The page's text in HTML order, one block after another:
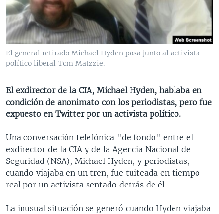
VENEZUELA
BRASIL
NICARAGUA
ECONOMÍA
ENTRETENIMIENTO Y CULTURA
TECNOLOGÍA
DEPORTES
MULTIMEDIA
VIDEOS
FOTOGRAFÍA
AUDIOS
PROGRAMAS TV
EL MUNDO AL DÍA
FORO INTERAMERICANO
LAS CLAVES
PANORAMA
RADIO
AVANCE INFORMATIVO
BUENOS DÍAS AMÉRICA
ESTADOS UNIDOS AL DÍA
EL MUNDO AL DÍA [RADIO]
FORO [RADIO]
DEPORTIVO INTERNACIONAL
NOTA ECONÓMICA
ENTRETENIMIENTO
DIRECT
Learning English
Idiomas
El general retirado Michael Hyden posa junto al activista
político liberal Tom Matzzie.
El exdirector de la CIA, Michael Hyden, hablaba en
condición de anonimato con los periodistas, pero fue
expuesto en Twitter por un activista político.
Una conversación telefónica "de fondo" entre el
exdirector de la CIA y de la Agencia Nacional de
Seguridad (NSA), Michael Hyden, y periodistas,
cuando viajaba en un tren, fue tuiteada en tiempo
real por un activista sentado detrás de él.
La inusual situación se generó cuando Hyden viajaba